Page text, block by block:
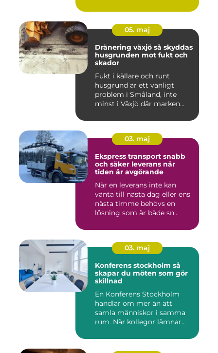
05. maj
Dränering växjö så skyddas
husgrunden mot fukt och
skador
Fukt i källare och runt
husgrund är ett vanligt
problem i Småland, inte
minst i Växjö där marken
03. maj
Ekspress transport snabb
och säker leverans när
tiden är avgörande
När en leverans inte kan
vänta till nästa dag eller ens
nästa timme behövs en
lösning som är både sn...
03. maj
Konferens stockholm så
skapar du möten som gör
skillnad
En Konferens Stockholm
handlar om mer än att
samla människor i samma
rum. När kollegor lämnar